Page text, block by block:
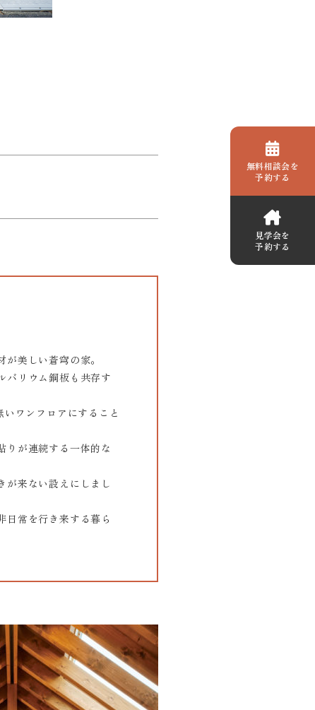
美しい蒼穹の家。
バリウム鋼板も共存す
ワンフロアにすること
りが連続する一体的な
が来ない設えにしまし
日常を行き来する暮ら
無料相談会を
予約する
見学会を
予約する